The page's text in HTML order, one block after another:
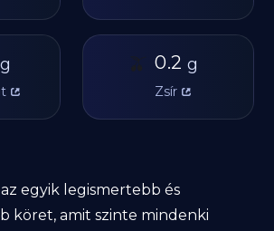
g 🫒 0.2 g
Zsír
egyik legismertebb és
köret, amit szinte mindenki